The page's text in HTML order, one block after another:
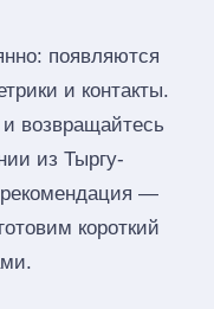
появляются
и контакты.
возвращайтесь
из Тыргу-
—
короткий